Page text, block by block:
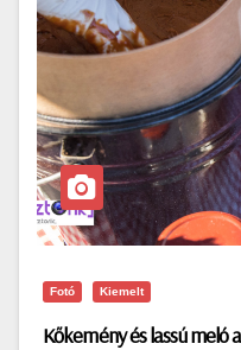
Fotó Kiemelt
Kőkemény és lassú meló